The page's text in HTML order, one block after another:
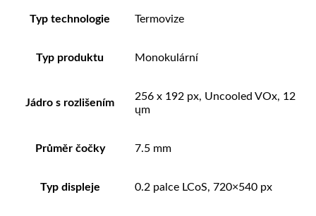
Typ technologie Termovize
Typ produktu Monokulární
Jádro s rozlišením
256 x 192 px, Uncooled VOx, 12
ųm
Průměr čočky 7.5 mm
Typ displeje 0.2 palce LCoS, 720×540 px